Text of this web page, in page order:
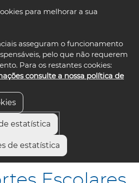
para melhorar a sua
asseguram o funcionamento
pelo que não requerem
Para os restantes cookies:
consulte a nossa política de
estatística
de estatística
select language
| Candidaturas